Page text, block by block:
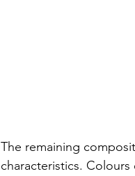
The remaining
characteristics.